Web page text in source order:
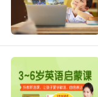
二、认知负荷的
音乐乐理词汇
心理学家
出，当新知识